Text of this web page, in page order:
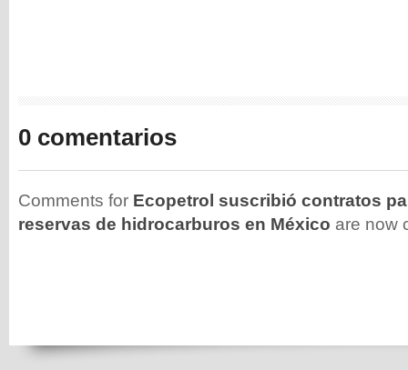
0 comentarios
Comments for Ecopetrol suscribió contratos
reservas de hidrocarburos en México are now